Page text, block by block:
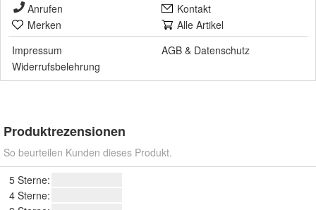
Anrufen
Kontakt
Merken
Alle Artikel
Impressum
AGB & Datenschutz
Widerrufsbelehrung
Produktrezensionen
So beurteilen Kunden dieses Produkt.
5 Sterne:
4 Sterne: